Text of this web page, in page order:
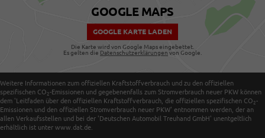
GOOGLE MAPS
GOOGLE KARTE LADEN
Die Karte wird von Google Maps eingebettet.
Es gelten die Datenschutzerklärungen von Google.
Weitere Informationen zum offiziellen Kraftstoffverbrauch und zu den offiziellen
spezifischen CO 2-Emissionen und gegebenenfalls zum Stromverbrauch neuer PKW können
dem 'Leitfaden über den offiziellen Kraftstoffverbrauch, die offiziellen spezifischen CO 2-
Emissionen und den offiziellen Stromverbrauch neuer PKW' entnommen werden, der an
allen Verkaufsstellen und bei der 'Deutschen Automobil Treuhand GmbH' unentgeltlich
erhältlich ist unter www.dat.de.